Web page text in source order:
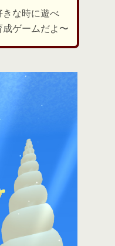
きな時に遊べ
ゲームだよ〜